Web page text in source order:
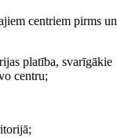
centriem pirms un
platība, svarīgākie
centru;